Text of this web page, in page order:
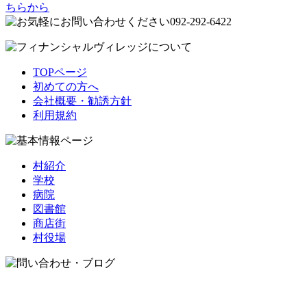
TOPページ
初めての方へ
会社概要・勧誘方針
利用規約
村紹介
学校
病院
図書館
商店街
村役場